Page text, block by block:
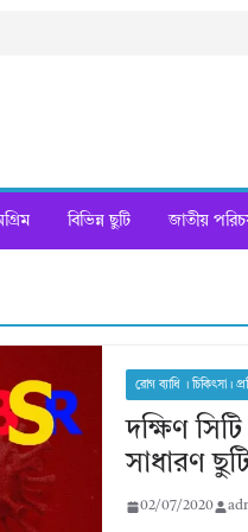
বিভিন্ন ছুটি জাতীয়
রোগ ব্যাধি । চিকিৎসা।
দক্ষিণ
সাধারণ
02/07/2020